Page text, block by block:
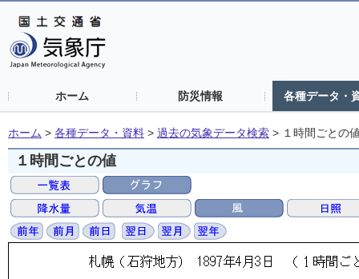
ホーム 防災情報 各種データ・
ホーム > 各種データ・資料 > 過去の気象データ検索 > １時間ごとの
１時間ごとの値